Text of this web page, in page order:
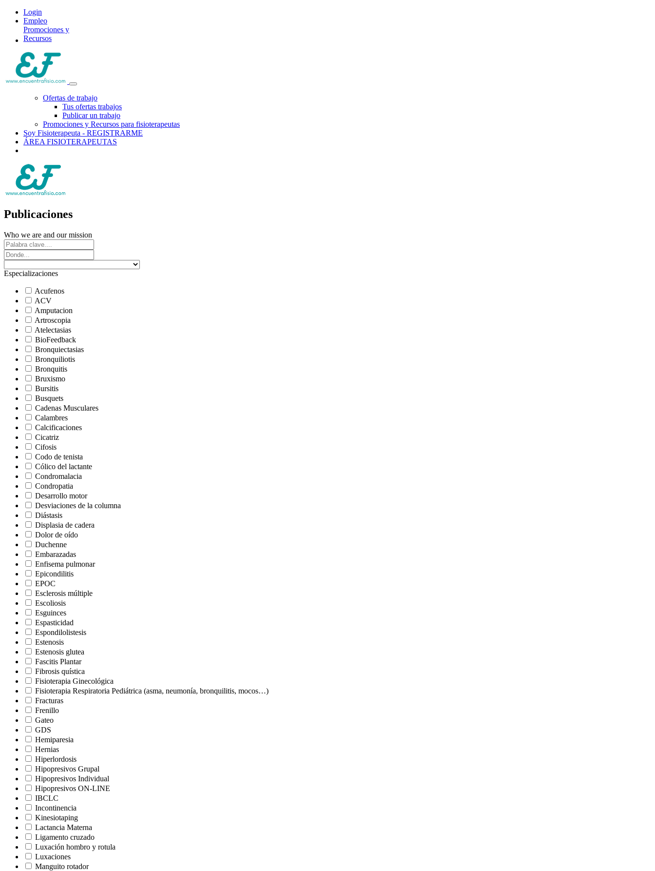
Login
Empleo
Promociones y
Recursos
Ofertas de trabajo
Tus ofertas trabajos
Publicar un trabajo
Promociones y Recursos para fisioterapeutas
Soy Fisioterapeuta - REGISTRARME
ÁREA FISIOTERAPEUTAS
Publicaciones
Who we are and our mission
Especializaciones
Acufenos
ACV
Amputacion
Artroscopia
Atelectasias
BioFeedback
Bronquiectasias
Bronquiliotis
Bronquitis
Bruxismo
Bursitis
Busquets
Cadenas Musculares
Calambres
Calcificaciones
Cicatriz
Cifosis
Codo de tenista
Cólico del lactante
Condromalacia
Condropatia
Desarrollo motor
Desviaciones de la columna
Diástasis
Displasia de cadera
Dolor de oído
Duchenne
Embarazadas
Enfisema pulmonar
Epicondilitis
EPOC
Esclerosis múltiple
Escoliosis
Esguinces
Espasticidad
Espondilolistesis
Estenosis
Estenosis glutea
Fascitis Plantar
Fibrosis quística
Fisioterapia Ginecológica
Fisioterapia Respiratoria Pediátrica (asma, neumonía, bronquilitis, mocos…)
Fracturas
Frenillo
Gateo
GDS
Hemiparesia
Hernias
Hiperlordosis
Hipopresivos Grupal
Hipopresivos Individual
Hipopresivos ON-LINE
IBCLC
Incontinencia
Kinesiotaping
Lactancia Materna
Ligamento cruzado
Luxación hombro y rotula
Luxaciones
Manguito rotador